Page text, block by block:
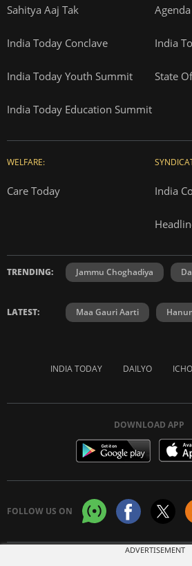
Sahitya Aaj Tak
India Today Conclave India
India Today Youth Summit State
India Today Education Summit
WELFARE:
Care Today India
TRENDING: Jammu Choghadiya
LATEST: Maa Gauri Aarti
INDIA TODAY DAILYO
DOWNLOAD APP
FOLLOW US ON
ADVERTISEMENT